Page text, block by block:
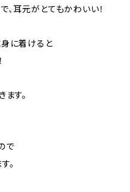
耳元がとてもかわいい！
に着けると
す。
で
。